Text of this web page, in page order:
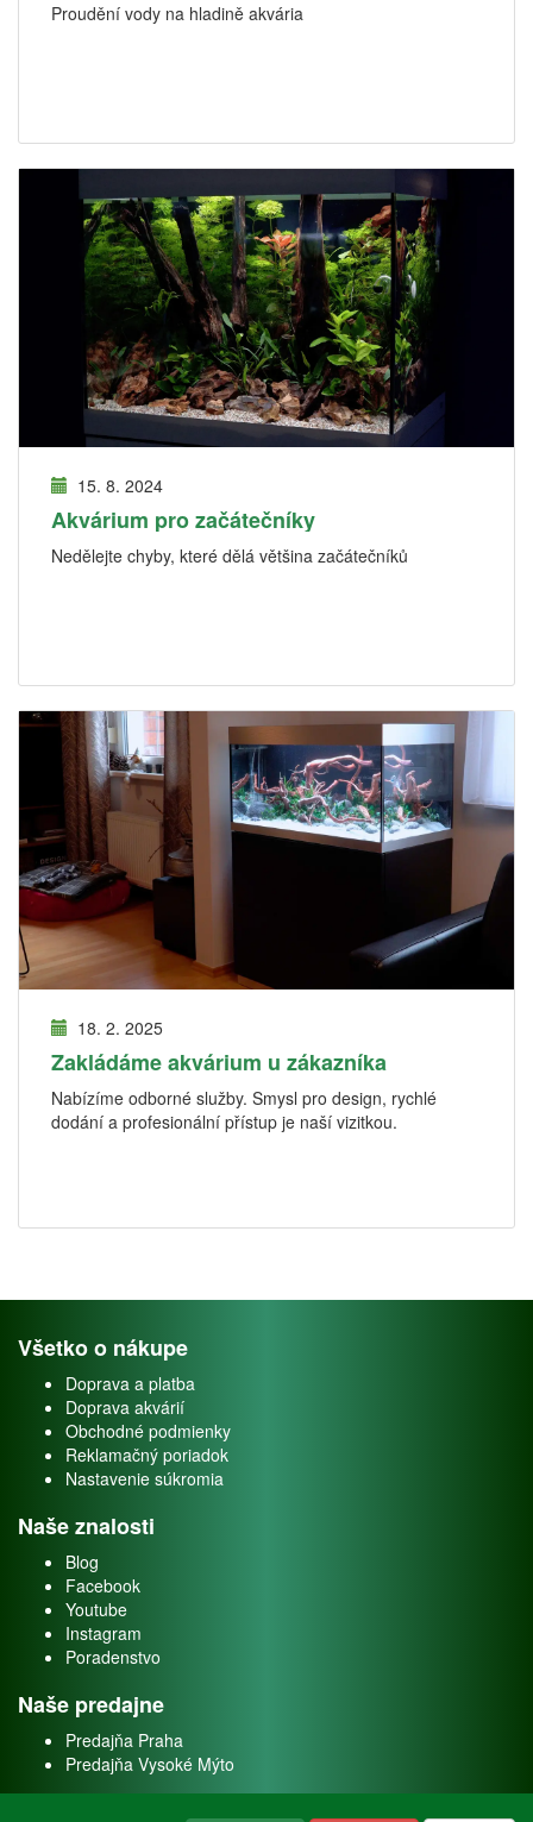
Proudění vody na hladině akvária
15. 8. 2024
Akvárium pro začátečníky
Nedělejte chyby, které dělá většina začátečníků
18. 2. 2025
Zakládáme akvárium u zákazníka
Nabízíme odborné služby. Smysl pro design, rychlé
dodání a profesionální přístup je naší vizitkou.
Všetko o nákupe
Doprava a platba
Doprava akvárií
Obchodné podmienky
Reklamačný poriadok
Nastavenie súkromia
Naše znalosti
Blog
Facebook
Youtube
Instagram
Poradenstvo
Naše predajne
Predajňa Praha
Predajňa Vysoké Mýto